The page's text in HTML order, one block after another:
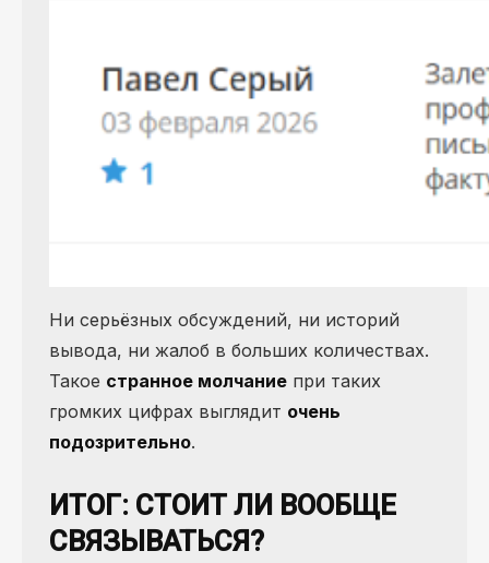
Ни серьёзных обсуждений, ни историй
вывода, ни жалоб в больших количествах.
Такое странное молчание при таких
громких цифрах выглядит очень
подозрительно.
ИТОГ: СТОИТ ЛИ ВООБЩЕ
СВЯЗЫВАТЬСЯ?